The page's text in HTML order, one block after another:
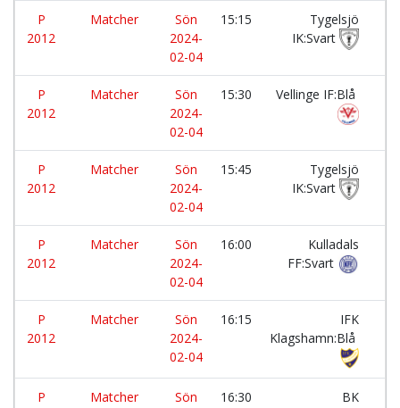
P
2012
Matcher
Sön
2024-
02-04
15:15
Tygelsjö
IK:Svart
P
2012
Matcher
Sön
2024-
02-04
15:30 Vellinge IF:Blå
P
2012
Matcher
Sön
2024-
02-04
15:45
Tygelsjö
IK:Svart
P
2012
Matcher
Sön
2024-
02-04
16:00
Kulladals
FF:Svart
P
2012
Matcher
Sön
2024-
02-04
16:15
IFK
Klagshamn:Blå
P
Matcher
Sön
16:30
BK